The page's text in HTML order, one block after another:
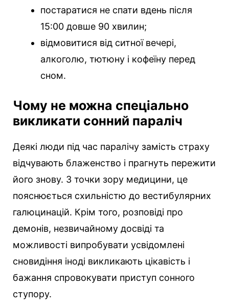
постаратися не спати вдень після
15:00 довше 90 хвилин;
відмовитися від ситної вечері,
алкоголю, тютюну і кофеїну перед
сном.
Чому не можна спеціально
викликати сонний параліч
Деякі люди під час паралічу замість страху
відчувають блаженство і прагнуть пережити
його знову. З точки зору медицини, це
пояснюється схильністю до вестибулярних
галюцинацій. Крім того, розповіді про
демонів, незвичайному досвіді та
можливості випробувати усвідомлені
сновидіння іноді викликають цікавість і
бажання спровокувати приступ сонного
ступору.